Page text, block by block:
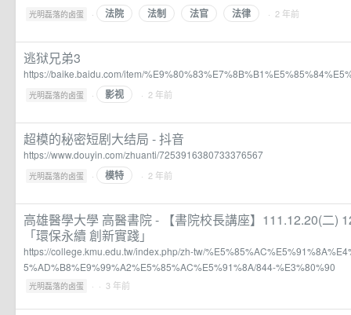
光明磊落的卤蛋 · 法院 法制 法官 法律 · 2 年前
逃狱兄弟3
https://baike.baidu.com/item/
光明磊落的卤蛋 · 影视 · 2 年前
超模的秘密短剧大结局 - 抖音
https://www.douyin.com/zhuanti/7253916380733376567
光明磊落的卤蛋 · 模特 · 2 年前
高雄醫學大學 高醫書院 - 【書院校長講座】111.12.20(二)
「環保永續 創新實踐」
https://college.kmu.edu.tw/index.php/zh-tw/
5%AD%B8%E9%99%A2%E5%85%AC%E5%91%8A/844-%E3%80%90
光明磊落的卤蛋 · · 3 年前